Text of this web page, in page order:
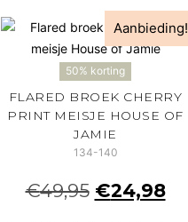
Aanbieding!
50% korting
FLARED BROEK CHERRY
PRINT MEISJE HOUSE OF
JAMIE
134-140
€49,95 €24,98